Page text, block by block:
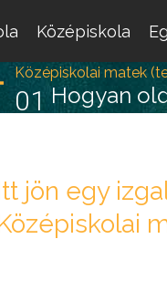
Középiskola
Középiskolai matek
Hogyan
01
jön egy